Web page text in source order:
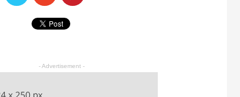
- Advertisement -